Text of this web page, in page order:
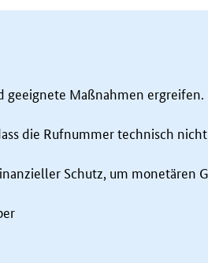
Maßnahmen ergreifen.
die Rufnummer technisch
Schutz, um monetären